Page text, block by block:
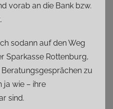
vorab an die Bank bzw.
sodann auf den Weg
Sparkasse Rottenburg,
zu
ja wie – ihre
sind.